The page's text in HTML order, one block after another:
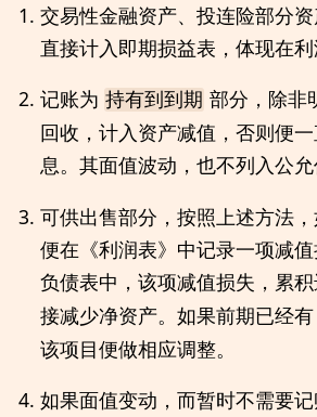
交易性金融资产、投连险部分资
直接计入即期损益表，体现在利
记账为 持有到到期 部分，除非
回收，计入资产减值，否则便
息。其面值波动，也不列入公允
可供出售部分，按照上述方法，
便在《利润表》中记录一项减
负债表中，该项减值损失，累
接减少净资产。如果前期已经有
该项目便做相应调整。
如果面值变动，而暂时不需要记